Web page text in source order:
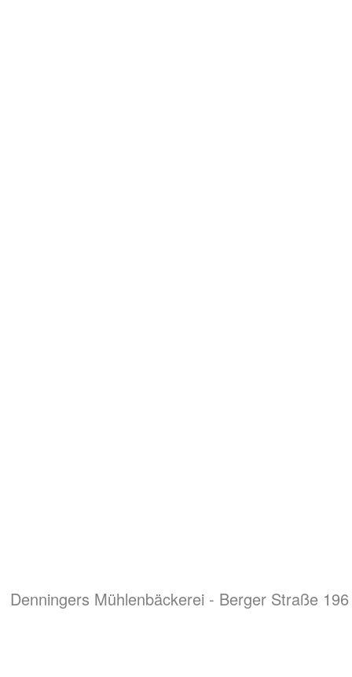
Denningers Mühlenbäckerei - Berger Straße